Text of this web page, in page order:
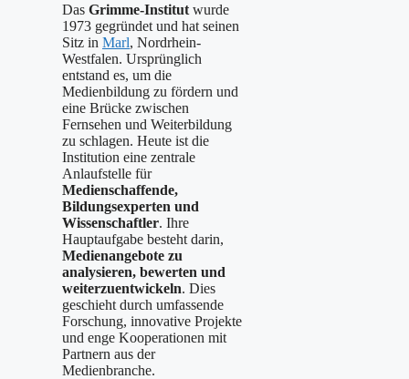
Das Grimme-Institut wurde
1973 gegründet und hat seinen
Sitz in Marl, Nordrhein-
Westfalen. Ursprünglich
entstand es, um die
Medienbildung zu fördern und
eine Brücke zwischen
Fernsehen und Weiterbildung
zu schlagen. Heute ist die
Institution eine zentrale
Anlaufstelle für
Medienschaffende,
Bildungsexperten und
Wissenschaftler. Ihre
Hauptaufgabe besteht darin,
Medienangebote zu
analysieren, bewerten und
weiterzuentwickeln. Dies
geschieht durch umfassende
Forschung, innovative Projekte
und enge Kooperationen mit
Partnern aus der
Medienbranche.